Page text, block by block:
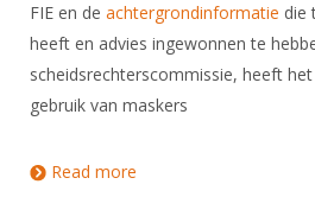
FIE en de achtergrondinformatie die
heeft en advies ingewonnen te
scheidsrechterscommissie, heeft
gebruik van maskers
Read more